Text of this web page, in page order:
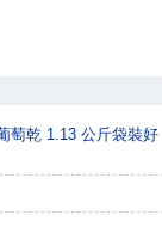
萄乾 1.13 公斤袋裝好